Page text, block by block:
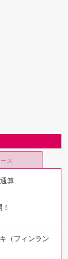
ス
通算
（フィンラン